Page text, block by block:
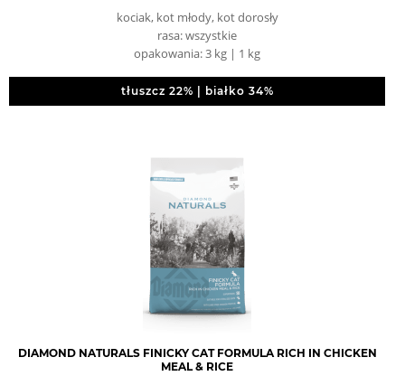
kociak, kot młody, kot dorosły
rasa: wszystkie
opakowania: 3 kg | 1 kg
tłuszcz 22% | białko 34%
DIAMOND NATURALS FINICKY CAT FORMULA RICH IN CHICKEN
MEAL & RICE